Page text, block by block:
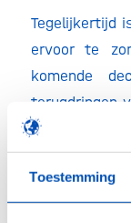
Toestemming
Tegelijkertijd
ervoor te
komende
terugdringen
iedereen, ook
moeten
belangrijk dat